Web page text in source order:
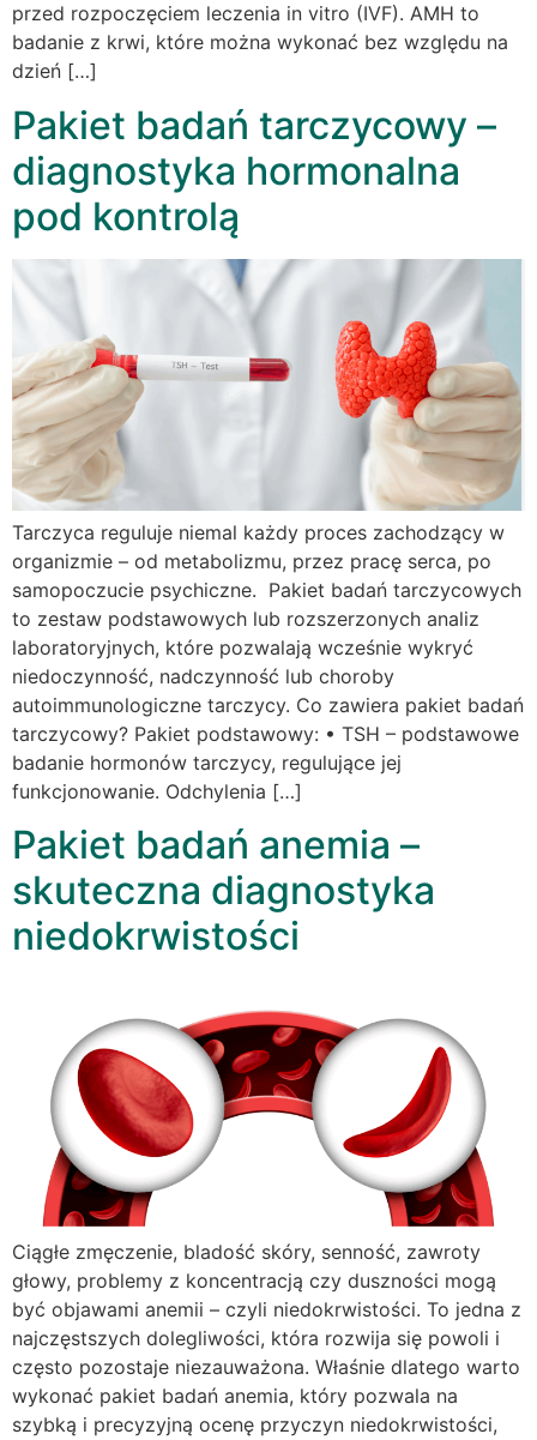
przed rozpoczęciem leczenia in vitro (IVF). AMH to
badanie z krwi, które można wykonać bez względu na
dzień […]
Pakiet badań tarczycowy –
diagnostyka hormonalna
pod kontrolą
Tarczyca reguluje niemal każdy proces zachodzący w
organizmie – od metabolizmu, przez pracę serca, po
samopoczucie psychiczne. Pakiet badań tarczycowych
to zestaw podstawowych lub rozszerzonych analiz
laboratoryjnych, które pozwalają wcześnie wykryć
niedoczynność, nadczynność lub choroby
autoimmunologiczne tarczycy. Co zawiera pakiet badań
tarczycowy? Pakiet podstawowy: • TSH – podstawowe
badanie hormonów tarczycy, regulujące jej
funkcjonowanie. Odchylenia […]
Pakiet badań anemia –
skuteczna diagnostyka
niedokrwistości
Ciągłe zmęczenie, bladość skóry, senność, zawroty
głowy, problemy z koncentracją czy duszności mogą
być objawami anemii – czyli niedokrwistości. To jedna z
najczęstszych dolegliwości, która rozwija się powoli i
często pozostaje niezauważona. Właśnie dlatego warto
wykonać pakiet badań anemia, który pozwala na
szybką i precyzyjną ocenę przyczyn niedokrwistości,